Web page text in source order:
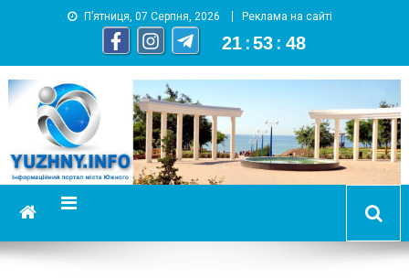
П’ятниця, 07 Серпня, 2026 Реклама на сайті
21 :53 : 49
YUZHNY.INFO
информационный портал города Южный